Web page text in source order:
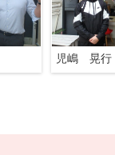
児嶋 晃行